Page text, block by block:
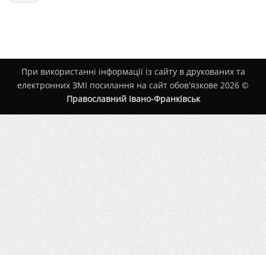
При використанні інформації із сайту в друкованих та
електронних ЗМІ посилання на сайт обов'язкове 2026 ©
Православний Івано-Франківськ